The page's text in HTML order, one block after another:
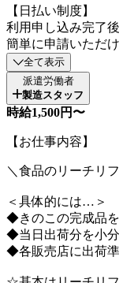
【日払い制度】
利用申し込み完了
簡単に申請いただ
全て表示
派遣労働者
製造スタッフ
時給1,500円〜
【お仕事内容】
＼食品のリーチリ
＜具体的には…＞
◆きのこの完成品
◆当日出荷分を小
◆各販売店に出荷